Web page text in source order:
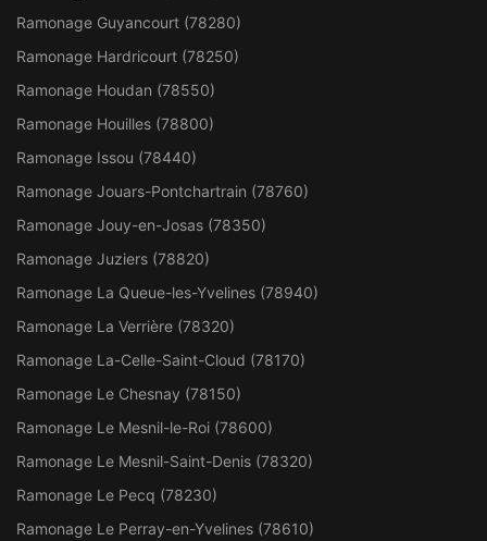
Ramonage Guyancourt (78280)
Ramonage Hardricourt (78250)
Ramonage Houdan (78550)
Ramonage Houilles (78800)
Ramonage Issou (78440)
Ramonage Jouars-Pontchartrain (78760)
Ramonage Jouy-en-Josas (78350)
Ramonage Juziers (78820)
Ramonage La Queue-les-Yvelines (78940)
Ramonage La Verrière (78320)
Ramonage La-Celle-Saint-Cloud (78170)
Ramonage Le Chesnay (78150)
Ramonage Le Mesnil-le-Roi (78600)
Ramonage Le Mesnil-Saint-Denis (78320)
Ramonage Le Pecq (78230)
Ramonage Le Perray-en-Yvelines (78610)